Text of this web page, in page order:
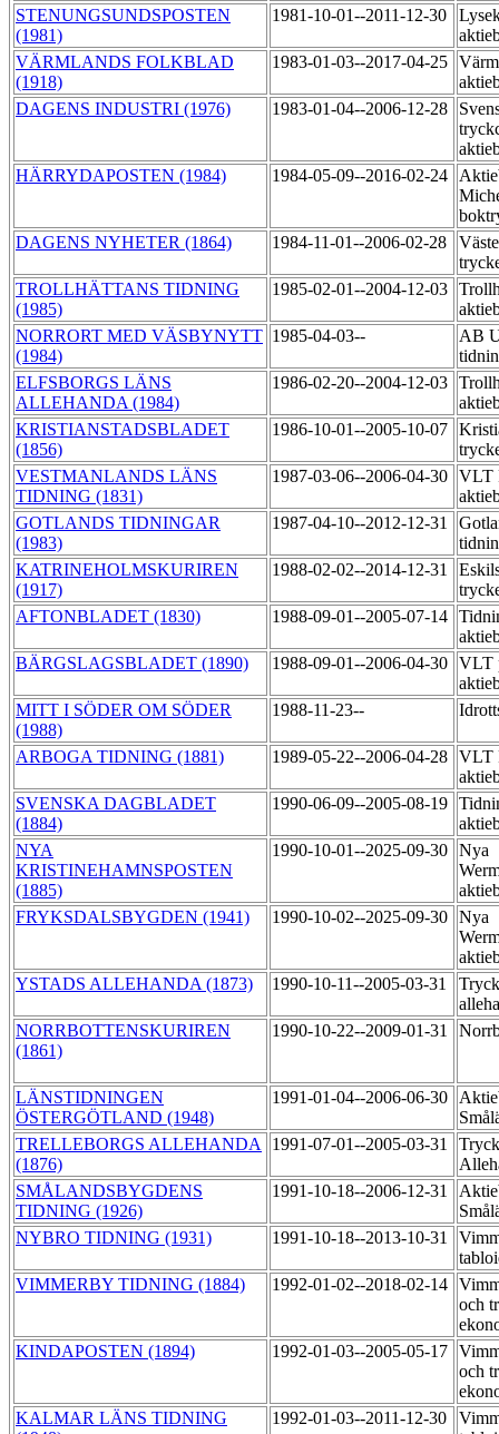
STENUNGSUNDSPOSTEN
(1981)
1981-10-01--2011-12-30
VÄRMLANDS FOLKBLAD
(1918)
1983-01-03--2017-04-25
DAGENS INDUSTRI (1976)
1983-01-04--2006-12-28
HÄRRYDAPOSTEN (1984)
1984-05-09--2016-02-24
DAGENS NYHETER (1864)
1984-11-01--2006-02-28
TROLLHÄTTANS TIDNING
(1985)
1985-02-01--2004-12-03
NORRORT MED VÄSBYNYTT
(1984)
1985-04-03--
AB
ELFSBORGS LÄNS
ALLEHANDA (1984)
1986-02-20--2004-12-03
KRISTIANSTADSBLADET
(1856)
1986-10-01--2005-10-07
VESTMANLANDS LÄNS
TIDNING (1831)
1987-03-06--2006-04-30 VLT
GOTLANDS TIDNINGAR
(1983)
1987-04-10--2012-12-31
KATRINEHOLMSKURIREN
(1917)
1988-02-02--2014-12-31
AFTONBLADET (1830)
1988-09-01--2005-07-14
BÄRGSLAGSBLADET (1890)
1988-09-01--2006-04-30 VLT
MITT I SÖDER OM SÖDER
(1988)
1988-11-23--
ARBOGA TIDNING (1881) 1989-05-22--2006-04-28 VLT
SVENSKA DAGBLADET
(1884)
1990-06-09--2005-08-19
NYA
KRISTINEHAMNSPOSTEN
(1885)
1990-10-01--2025-09-30 Nya
FRYKSDALSBYGDEN (1941)
1990-10-02--2025-09-30 Nya
YSTADS ALLEHANDA (1873)
1990-10-11--2005-03-31
NORRBOTTENSKURIREN
(1861)
1990-10-22--2009-01-31
LÄNSTIDNINGEN
ÖSTERGÖTLAND (1948)
1991-01-04--2006-06-30
TRELLEBORGS ALLEHANDA
(1876)
1991-07-01--2005-03-31
SMÅLANDSBYGDENS
TIDNING (1926)
1991-10-18--2006-12-31
NYBRO TIDNING (1931)
1991-10-18--2013-10-31
VIMMERBY TIDNING (1884)
1992-01-02--2018-02-14
och
KINDAPOSTEN (1894)
1992-01-03--2005-05-17
och
KALMAR LÄNS TIDNING
1992-01-03--2011-12-30